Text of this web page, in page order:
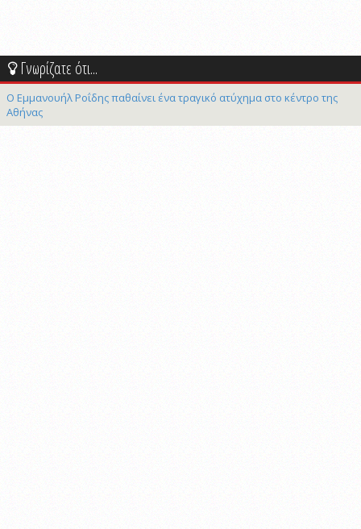
Γνωρίζατε ότι...
Ο Εμμανουήλ Ροΐδης παθαίνει ένα τραγικό ατύχημα στο κέντρο της
Αθήνας